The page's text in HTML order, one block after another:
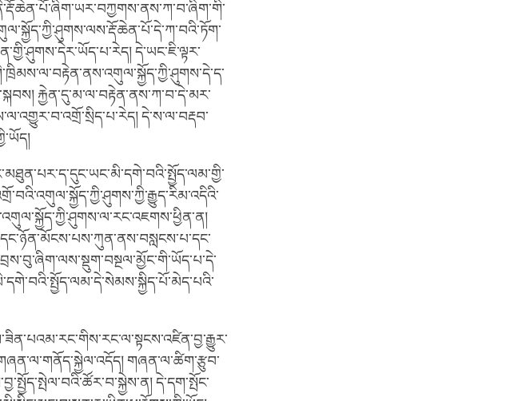
དེ་ཡང་ཇི་ལྟར་
རྐྱེན་དུ་མ་ལ་བརྟེན་ནས་ཀ་བ་དེ་མར་
དེ་ས་ལ་བརྡབ་
གཞན་ལ་ཚིག་རྩུབ་
དེ་དག་སྤོང་